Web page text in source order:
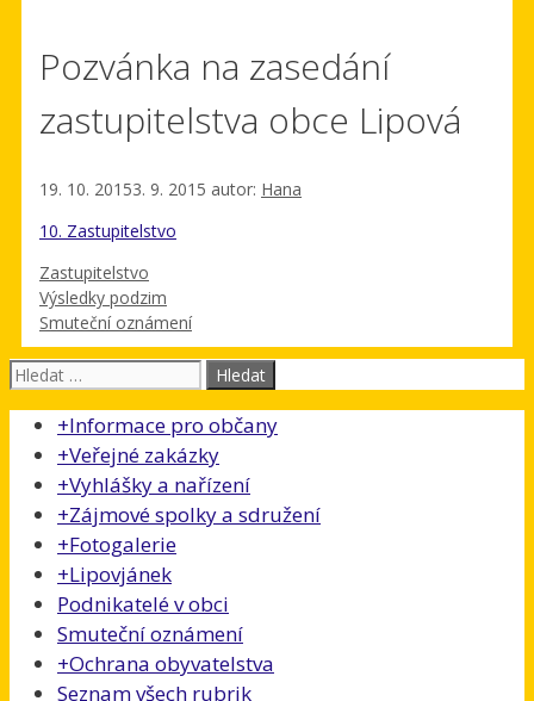
Pozvánka na zasedání
zastupitelstva obce Lipová
19. 10. 20153. 9. 2015 autor: Hana
10. Zastupitelstvo
Rubriky
Zastupitelstvo
Výsledky podzim
Smuteční oznámení
Hledat:
+Informace pro občany
+Veřejné zakázky
+Vyhlášky a nařízení
+Zájmové spolky a sdružení
+Fotogalerie
+Lipovjánek
Podnikatelé v obci
Smuteční oznámení
+Ochrana obyvatelstva
Seznam všech rubrik